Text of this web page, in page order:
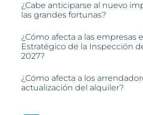
¿Cabe anticiparse al nuevo
las grandes fortunas?
¿Cómo afecta a las empresas
Estratégico de la Inspección
2027?
¿Cómo afecta a los
actualización del alquiler?